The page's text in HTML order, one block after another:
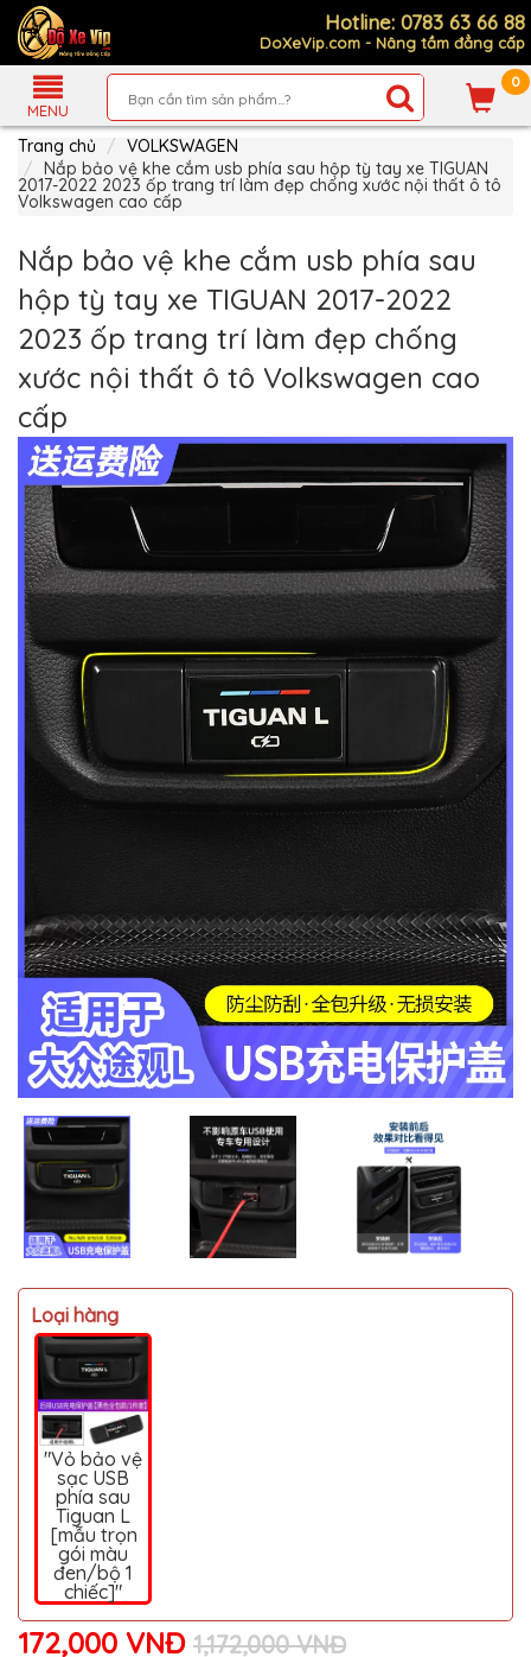
Hotline: 0783 63 66 88
DoXeVip.com - Nâng tầm đẳng cấp
MENU
0
Giới
Thiệu
Sản
Phẩm
Hướng
Mua
Hàng
Chính
Sách
Thanh
Tin
Xe
Mới
Liên
hệ
MUA
NHIỀU
NHẤT
TOYOTA
HONDA
MAZDA
SUBARU
MERCEDES
HYUNDAI
FORD
MITSUBISHI
BMW
VOLVO
SUZUKI
PORSCHE
MG
AUDI
MINI
COOPER
PEUGEOT
VINFAST
ĐỒ
CHƠI
TÔ
ĐỒ
Trang chủ
VOLKSWAGEN
Nắp bảo vệ khe cắm usb phía sau hộp tỳ tay xe TIGUAN
2017-2022 2023 ốp trang trí làm đẹp chống xước nội thất ô tô
Volkswagen cao cấp
Nắp bảo vệ khe cắm usb phía sau
hộp tỳ tay xe TIGUAN 2017-2022
2023 ốp trang trí làm đẹp chống
xước nội thất ô tô Volkswagen cao
cấp
Loại hàng
"Vỏ bảo vệ
sạc USB
phía sau
Tiguan L
[mẫu trọn
gói màu
đen/bộ 1
chiếc]"
172,000 VNĐ 1,172,000 VNĐ